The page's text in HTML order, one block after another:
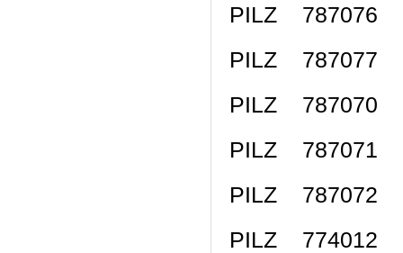
PILZ 787076
PILZ 787077
PILZ 787070
PILZ 787071
PILZ 787072
PILZ 774012